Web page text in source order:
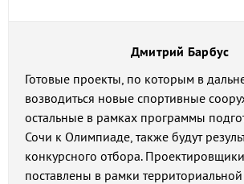
Дмитрий Барбус
Готовые проекты, по которым в
возводиться новые спортивные
остальные в рамках программы
Сочи к Олимпиаде, также будут
конкурсного отбора.
поставлены в рамки